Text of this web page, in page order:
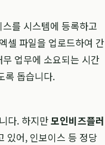
를 시스템에 등록하고
셀 파일을 업로드하여 간
업무에 소요되는 시간
록 돕습니다.
다. 하지만모인비즈플러
있어, 인보이스 등 정당